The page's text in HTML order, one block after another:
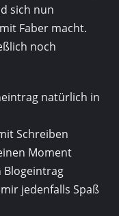
sich nun
Faber macht.
noch
natürlich in
Schreiben
Moment
Blogeintrag
jedenfalls Spaß